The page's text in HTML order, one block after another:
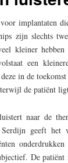
implantaten
zijn slechts
kleiner
een
in de
de patiënt ligt
naar de
Serdijn geeft
De